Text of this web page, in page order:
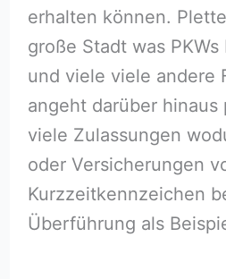
erhalten können.
große Stadt was
und viele viele andere
angeht darüber hinaus
viele Zulassungen
oder Versicherungen
Kurzzeitkennzeichen
Überführung als